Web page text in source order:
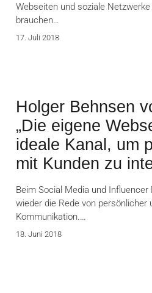
Webseiten und soziale
brauchen…
17. Juli 2018
Holger Behnsen
„Die eigene
ideale Kanal, um
mit Kunden zu
Beim Social Media und
wieder die Rede von persönlicher
Kommunikation.…
18. Juni 2018